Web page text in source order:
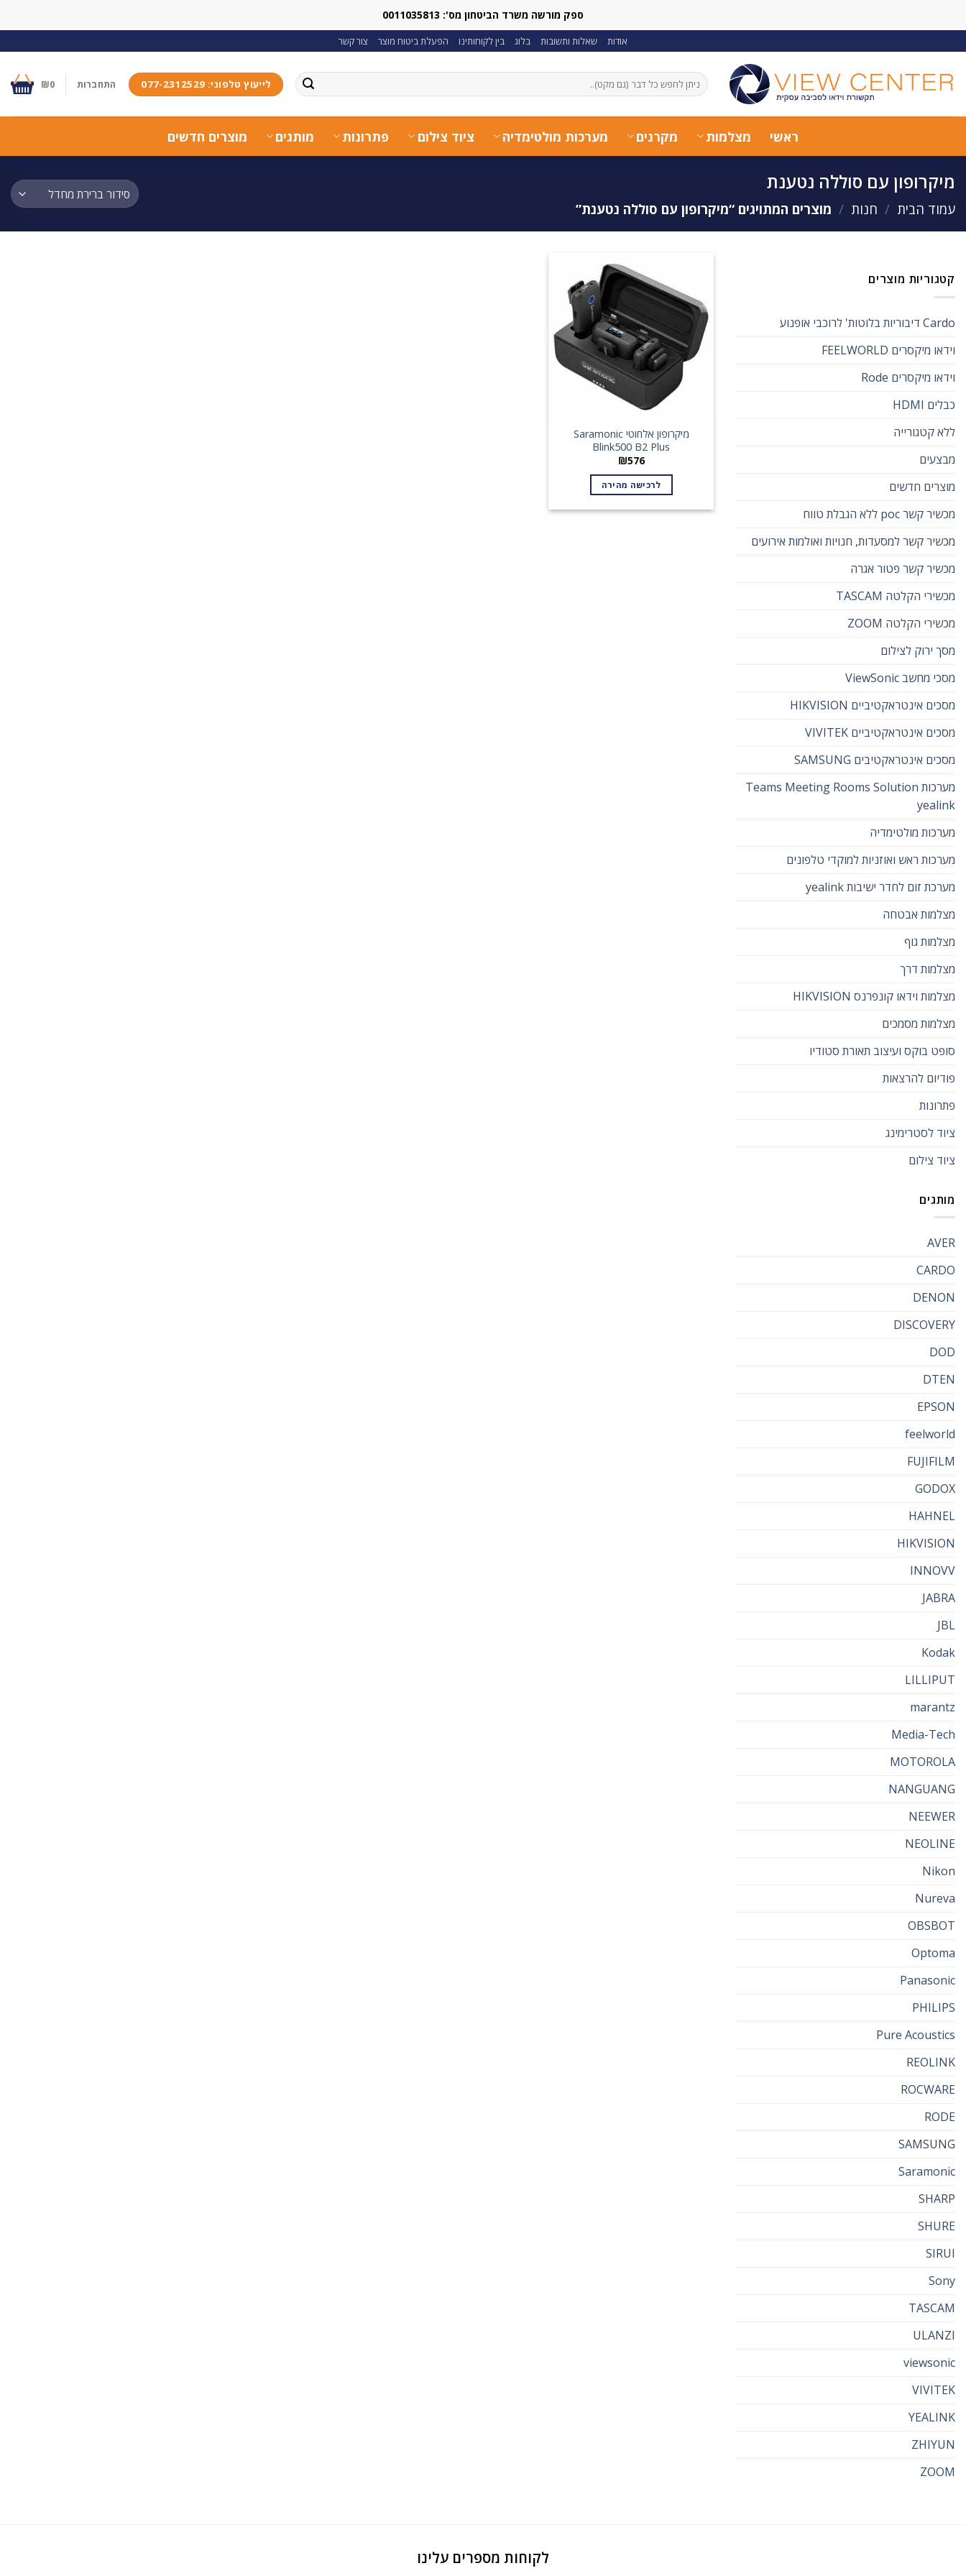
ספק מורשה משרד הביטחון מס': 0011035813
אודות שאלות ותשובות בלוג בין לקוחותינו הפעלת ביטוח מוצר צור קשר
חיפוש
עבור:
לייעוץ טלפוני: 077-2312529 התחברות ₪0
ראשי מצלמות מקרנים מערכות מולטימדיה ציוד צילום פתרונות מותגים מוצרים חדשים
מיקרופון עם סוללה נטענת
עמוד הבית / חנות / מוצרים המתויגים “מיקרופון עם סוללה נטענת”
קטגוריות מוצרים
Cardo דיבוריות בלוטות' לרוכבי אופנוע
וידאו מיקסרים FEELWORLD
וידאו מיקסרים Rode
כבלים HDMI
ללא קטגורייה
מבצעים
מוצרים חדשים
מכשיר קשר poc ללא הגבלת טווח
מכשיר קשר למסעדות, חנויות ואולמות אירועים
מכשיר קשר פטור אגרה
מכשירי הקלטה TASCAM
מכשירי הקלטה ZOOM
מסך ירוק לצילום
מסכי מחשב ViewSonic
מסכים אינטראקטיביים HIKVISION
מסכים אינטראקטיביים VIVITEK
מסכים אינטראקטיבים SAMSUNG
מערכות Teams Meeting Rooms Solution
yealink
מערכות מולטימדיה
מערכות ראש ואוזניות למוקדי טלפונים
מערכת זום לחדר ישיבות yealink
מצלמות אבטחה
מצלמות גוף
מצלמות דרך
מצלמות וידאו קונפרנס HIKVISION
מצלמות מסמכים
סופט בוקס ועיצוב תאורת סטודיו
פודיום להרצאות
פתרונות
ציוד לסטרימינג
ציוד צילום
מותגים
AVER
CARDO
DENON
DISCOVERY
DOD
DTEN
EPSON
feelworld
FUJIFILM
GODOX
HAHNEL
HIKVISION
INNOVV
JABRA
JBL
Kodak
LILLIPUT
marantz
Media-Tech
MOTOROLA
NANGUANG
NEEWER
NEOLINE
Nikon
Nureva
OBSBOT
Optoma
Panasonic
PHILIPS
Pure Acoustics
REOLINK
ROCWARE
RODE
SAMSUNG
Saramonic
SHARP
SHURE
SIRUI
Sony
TASCAM
ULANZI
viewsonic
VIVITEK
YEALINK
ZHIYUN
ZOOM
מיקרופון אלחוטי Saramonic
Blink500 B2 Plus
₪576
לרכישה מהירה
לקוחות מספרים עלינו